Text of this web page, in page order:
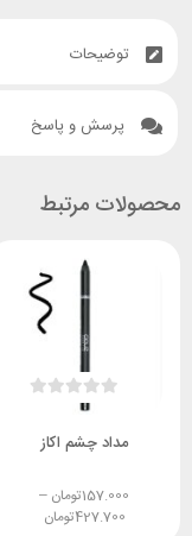
توضیحات
پرسش و پاسخ
محصولات مرتبط
مداد چشم اکاز
تومان157.000
–
تومان427.700